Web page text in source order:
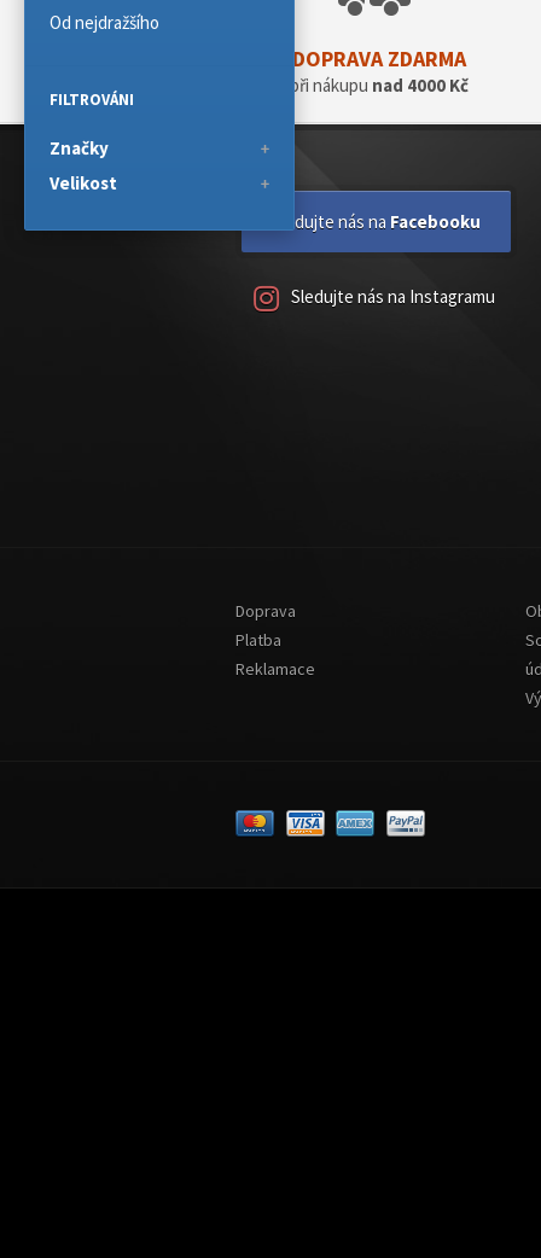
DOPRAVA ZDARMA
při nákupu nad 4000 Kč
Od nejdražšího
FILTROVÁNI
Značky
Velikost
Sledujte nás na Facebooku
Sledujte nás na Instagramu
Doprava
Platba
Reklamace